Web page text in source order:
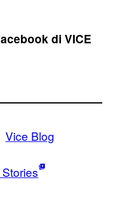
di VICE
Vice Blog